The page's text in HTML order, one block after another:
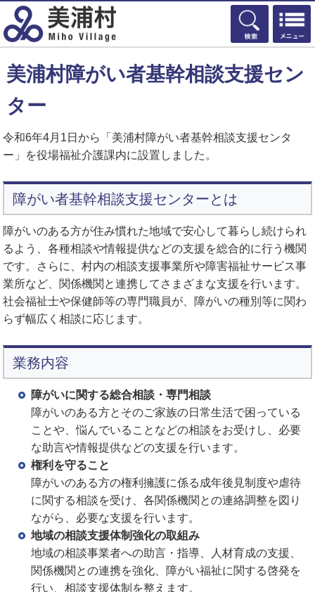
検索
美浦村障がい者基幹相談支援セン
ター
令和6年4月1日から「美浦村障がい者基幹相談支援センタ
ー」を役場福祉介護課内に設置しました。
障がい者基幹相談支援センターとは
障がいのある方が住み慣れた地域で安心して暮らし続けられ
るよう、各種相談や情報提供などの支援を総合的に行う機関
です。さらに、村内の相談支援事業所や障害福祉サービス事
業所など、関係機関と連携してさまざまな支援を行います。
社会福祉士や保健師等の専門職員が、障がいの種別等に関わ
らず幅広く相談に応じます。
業務内容
障がいに関する総合相談・専門相談
障がいのある方とそのご家族の日常生活で困っている
ことや、悩んでいることなどの相談をお受けし、必要
な助言や情報提供などの支援を行います。
権利を守ること
障がいのある方の権利擁護に係る成年後見制度や虐待
に関する相談を受け、各関係機関との連絡調整を図り
ながら、必要な支援を行います。
地域の相談支援体制強化の取組み
地域の相談事業者への助言・指導、人材育成の支援、
関係機関との連携を強化、障がい福祉に関する啓発を
行い、相談支援体制を整えます。